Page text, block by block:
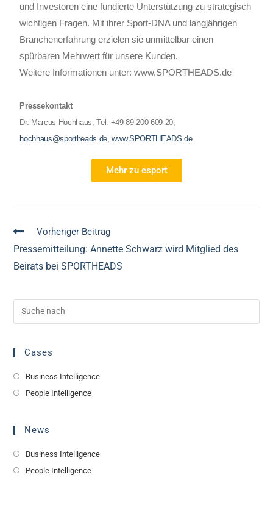
und Investoren eine fundierte Unterstützung zu strategisch
wichtigen Fragen. Mit ihrer Sport-DNA und langjährigen
Branchenerfahrung erzielen sie unmittelbar einen
spürbaren Mehrwert für unsere Kunden.
Weitere Informationen unter: www.SPORTHEADS.de
Pressekontakt
Dr. Marcus Hochhaus, Tel. +49 89 200 609 20,
hochhaus@sportheads.de ,www.SPORTHEADS.de
Mehr zu esport
Vorheriger Beitrag
Pressemitteilung: Annette Schwarz wird Mitglied des
Beirats bei SPORTHEADS
Cases
Business Intelligence
People Intelligence
News
Business Intelligence
People Intelligence